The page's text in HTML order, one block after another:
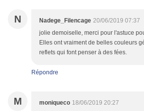
N Nadege_Filencage 20/06/2019 07:37
jolie demoiselle, merci pour l'astuce
Elles ont vraiment de belles couleurs
reflets qui font penser à des fées.
Répondre
M moniqueco 18/06/2019 20:27